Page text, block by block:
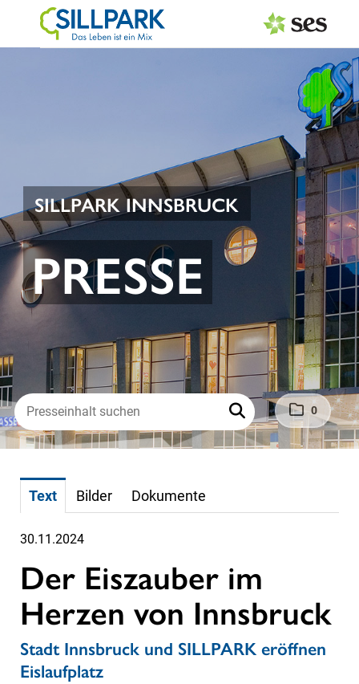
0
SILLPARK INNSBRUCK
PRESSE
MEDIAGALERIE
PRESSEKONTAKT
Text Bilder Dokumente
30.11.2024
Der Eiszauber im
Herzen von Innsbruck
Stadt Innsbruck und SILLPARK eröffnen
Eislaufplatz